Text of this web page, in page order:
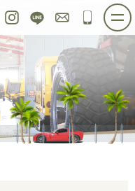
Instagram
LINE お問い合わせ
048-
ご購入プラン
買取＆オーダー
会社概要
公式ブログ